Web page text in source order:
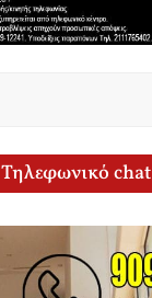
Τηλεφωνικό chat